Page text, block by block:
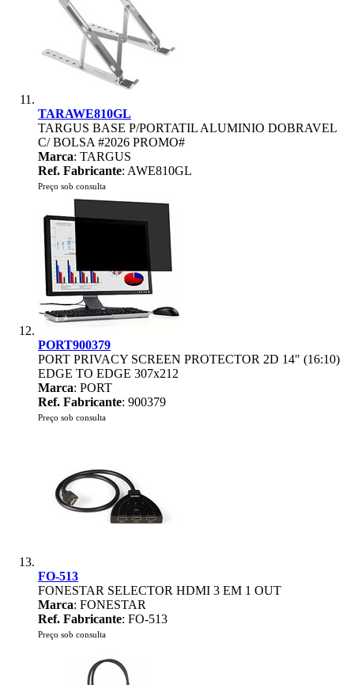
TARAWE810GL
TARGUS BASE P/PORTATIL ALUMINIO DOBRAVEL
C/ BOLSA #2026 PROMO#
Marca: TARGUS
Ref. Fabricante: AWE810GL
Preço sob consulta
PORT900379
PORT PRIVACY SCREEN PROTECTOR 2D 14" (16:10)
EDGE TO EDGE 307x212
Marca: PORT
Ref. Fabricante: 900379
Preço sob consulta
FO-513
FONESTAR SELECTOR HDMI 3 EM 1 OUT
Marca: FONESTAR
Ref. Fabricante: FO-513
Preço sob consulta